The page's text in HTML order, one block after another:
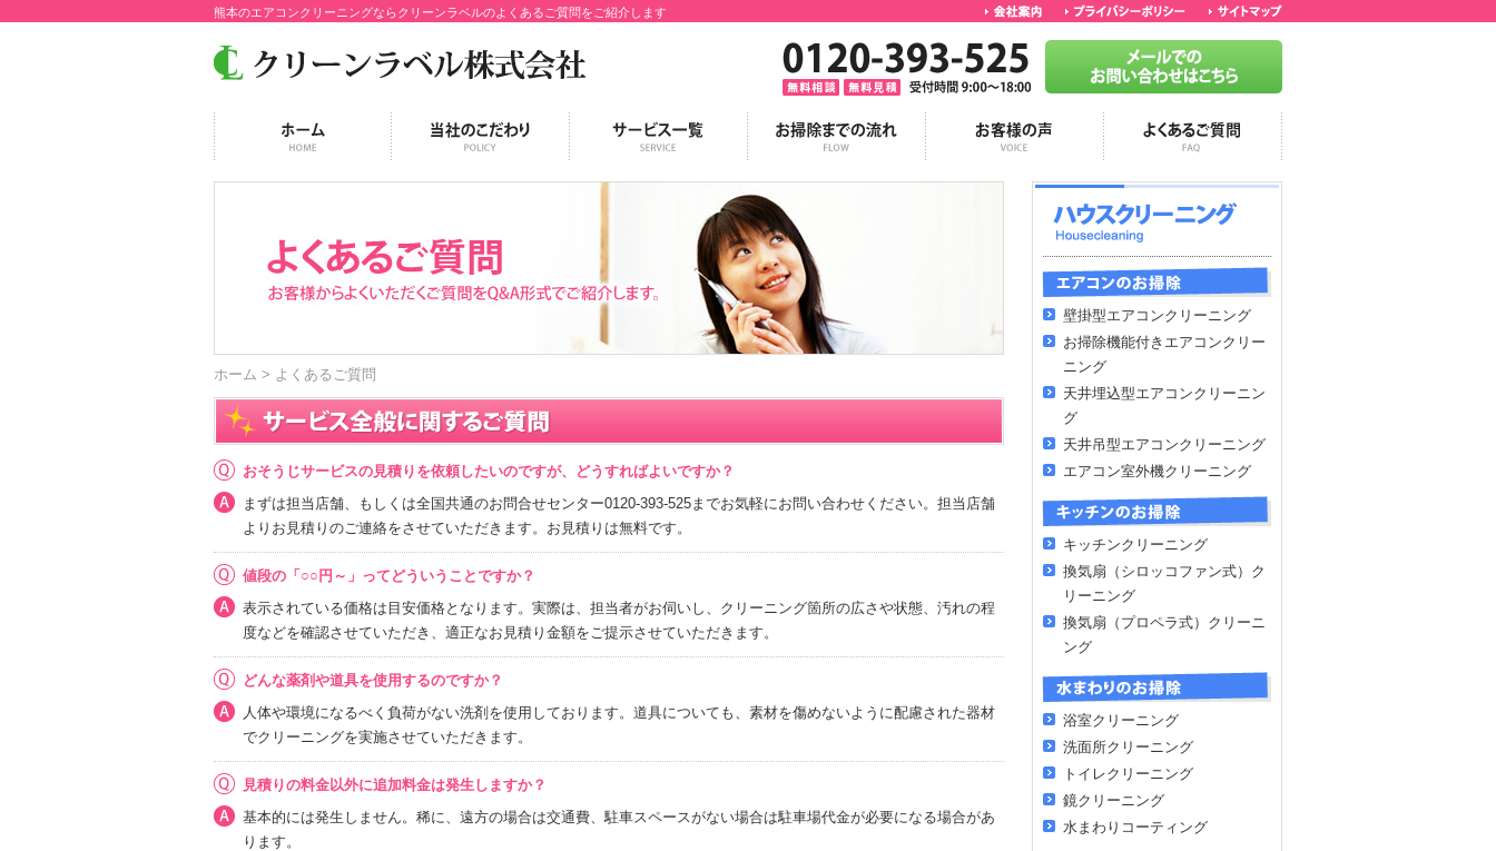
熊本のエアコンクリーニングならクリーンラベルのよくあるご質問をご紹介します
ホーム > よくあるご質問
おそうじサービスの見積りを依頼したいのですが、どうすればよいですか？
まずは担当店舗、もしくは全国共通のお問合せセンター0120-393-525までお気軽にお問い合わせください。担当店舗
よりお見積りのご連絡をさせていただきます。お見積りは無料です。
値段の「○○円～」ってどういうことですか？
表示されている価格は目安価格となります。実際は、担当者がお伺いし、クリーニング箇所の広さや状態、汚れの程
度などを確認させていただき、適正なお見積り金額をご提示させていただきます。
どんな薬剤や道具を使用するのですか？
人体や環境になるべく負荷がない洗剤を使用しております。道具についても、素材を傷めないように配慮された器材
でクリーニングを実施させていただきます。
見積りの料金以外に追加料金は発生しますか？
基本的には発生しません。稀に、遠方の場合は交通費、駐車スペースがない場合は駐車場代金が必要になる場合があ
ります。
壁掛型エアコンクリーニング
お掃除機能付きエアコンクリー
ニング
天井埋込型エアコンクリーニン
グ
天井吊型エアコンクリーニング
エアコン室外機クリーニング
キッチンクリーニング
換気扇（シロッコファン式）ク
リーニング
換気扇（プロペラ式）クリーニ
ング
浴室クリーニング
洗面所クリーニング
トイレクリーニング
鏡クリーニング
水まわりコーティング